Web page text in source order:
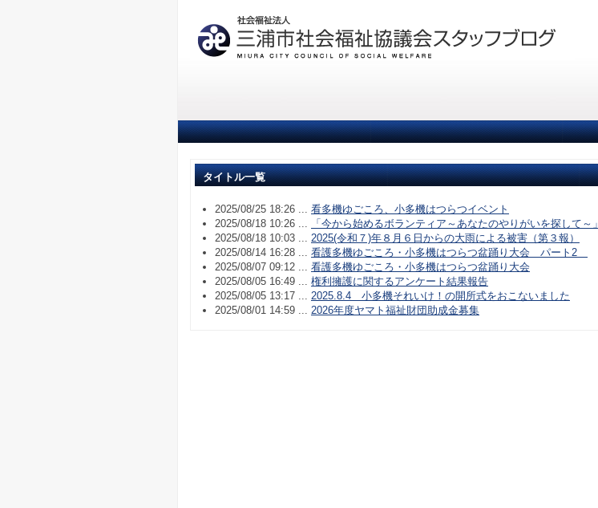
タイトル一覧
2025/08/25 18:26 ... 看多機ゆごころ、小多機はつらつイベント
2025/08/18 10:26 ...
「今から始めるボランティア～あなたのやりがいを探して～」
2025/08/18 10:03 ... 2025(令和７)年８月６日からの大雨による被害（第３報）
2025/08/14 16:28 ... 看護多機ゆごころ・小多機はつらつ盆踊り大会 パート2
2025/08/07 09:12 ... 看護多機ゆごころ・小多機はつらつ盆踊り大会
2025/08/05 16:49 ... 権利擁護に関するアンケート結果報告
2025/08/05 13:17 ... 2025.8.4 小多機それいけ！の開所式をおこないました
2025/08/01 14:59 ... 2026年度ヤマト福祉財団助成金募集